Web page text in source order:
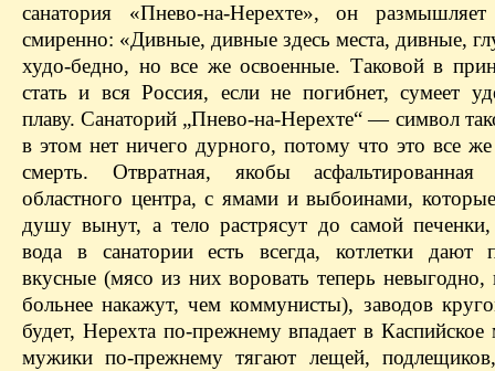
санатория «Пнево-на-Нерехте», он
смиренно: «Дивные, дивные здесь места, дивные,
худо-бедно, но все же освоенные. Таковой в
стать и вся Россия, если не погибнет, сумеет
плаву. Санаторий „Пнево-на-Нерехте“ — символ
в этом нет ничего дурного, потому что это все
смерть. Отвратная, якобы
областного центра, с ямами и выбоинами,
душу вынут, а тело растрясут до самой
вода в санатории есть всегда, котлетки дают
вкусные (мясо из них воровать теперь невыгодно,
больнее накажут, чем коммунисты), заводов
будет, Нерехта по-прежнему впадает в Каспийское
мужики по-прежнему тягают лещей,